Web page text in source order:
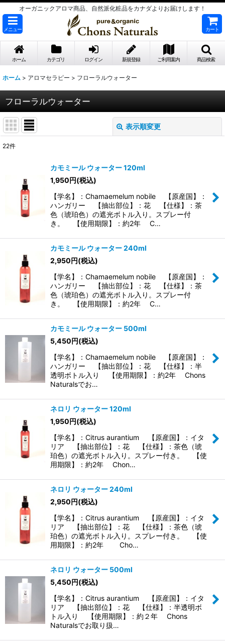
オーガニックアロマ商品、自然派化粧品をカナダよりお届けします！
メニュー カート
ホーム カテゴリ ログイン 新規登録 ご利用案内 商品検索
ホーム > アロマセラピー > フローラルウォーター
フローラルウォーター
表示順変更
並び順
絞り込む
22件
カモミール ウォーター 120ml
1,950円(税込)
【学名】：Chamaemelum nobile 【原産国】：
ハンガリー 【抽出部位】：花 【仕様】：茶
色（琥珀色）の遮光ボトル入り。スプレー付
き。 【使用期限】：約2年 C…
カモミール ウォーター 240ml
2,950円(税込)
【学名】：Chamaemelum nobile 【原産国】：
ハンガリー 【抽出部位】：花 【仕様】：茶
色（琥珀色）の遮光ボトル入り。スプレー付
き。 【使用期限】：約2年 C…
カモミール ウォーター 500ml
5,450円(税込)
【学名】：Chamaemelum nobile 【原産国】：
ハンガリー 【抽出部位】：花 【仕様】：半
透明ボトル入り 【使用期限】：約2年 Chons
Naturalsでお…
ネロリ ウォーター 120ml
1,950円(税込)
【学名】：Citrus aurantium 【原産国】：イタ
リア 【抽出部位】：花 【仕様】：茶色（琥
珀色）の遮光ボトル入り。スプレー付き。 【使
用期限】：約2年 Chon…
ネロリ ウォーター 240ml
2,950円(税込)
【学名】：Citrus aurantium 【原産国】：イタ
リア 【抽出部位】：花 【仕様】：茶色（琥
珀色）の遮光ボトル入り。スプレー付き。 【使
用期限】：約2年 Cho…
ネロリ ウォーター 500ml
5,450円(税込)
【学名】：Citrus aurantium 【原産国】：イタ
リア 【抽出部位】：花 【仕様】：半透明ボ
トル入り 【使用期限】：約２年 Chons
Naturalsでお取り扱…